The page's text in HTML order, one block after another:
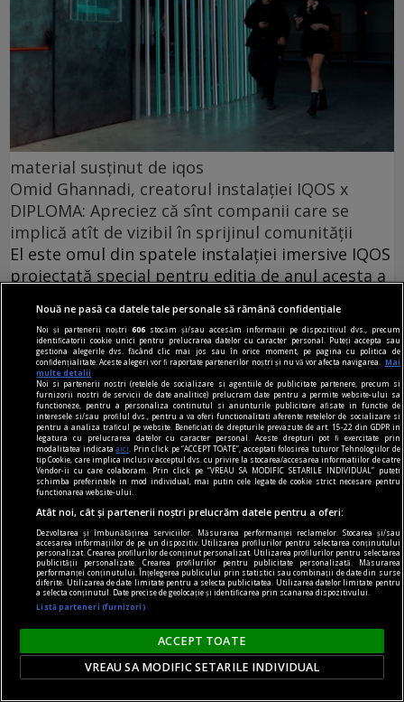
material susținut de iqos
Omid Ghannadi, creatorul instalației IQOS x
DIPLOMA: Apreciez că sînt companii care se
implică atît de vizibil în sprijinul comunității
El este omul din spatele instalației imersive IQOS
proiectată special pentru ediția de anul acesta a
Parteneri
CIA creează o unitate secretă dedicată Cubei.
Administrația Trump intensifică presiunile
asupra regimului de la Havana
Nouă ne pasă ca datele tale personale să rămână confidențiale
Noi și partenerii noștri606 stocăm și/sau accesăm informații pe dispozitivul dvs., precum
identificatorii cookie unici pentru prelucrarea datelor cu caracter personal. Puteți accepta sau
gestiona alegerile dvs. făcând clic mai jos sau în orice moment, pe pagina cu politica de
confidențialitate. Aceste alegeri vor fi raportate partenerilor noștri și nu vă vor afecta navigarea.
Mai
multe detalii
Noi si partenerii nostri (retelele de socializare si agentiile de publicitate partenere, precum si
furnizorii nostri de servicii de date analitice) prelucram date pentru a permite website-ului sa
functioneze, pentru a personaliza continutul si anunturile publicitare afisate in functie de
interesele si/sau profilul dvs., pentru a va oferi functionalitati aferente retelelor de socializare si
pentru a analiza traficul pe website. Beneficiati de drepturile prevazute de art. 15-22 din GDPR in
legatura cu prelucrarea datelor cu caracter personal. Aceste drepturi pot fi exercitate prin
modalitatea indicataaici
. Prin click pe “ACCEPT TOATE”, acceptati folosirea tuturor Tehnologiilor de
tip Cookie, care implica inclusiv acceptul dvs. cu privire la stocarea/accesarea informatiilor de catre
Vendor-ii cu care colaboram. Prin click pe “VREAU SA MODIFIC SETARILE INDIVIDUAL” puteti
schimba preferintele in mod individual, mai putin cele legate de cookie strict necesare pentru
functionarea website-ului.
Atât noi, cât și partenerii noștri prelucrăm datele pentru a oferi:
Dezvoltarea și îmbunătățirea serviciilor. Măsurarea performanței reclamelor. Stocarea și/sau
accesarea informațiilor de pe un dispozitiv. Utilizarea profilurilor pentru selectarea conținutului
personalizat. Crearea profilurilor de conținut personalizat. Utilizarea profilurilor pentru selectarea
publicității personalizate. Crearea profilurilor pentru publicitate personalizată. Măsurarea
performanței conținutului. Înțelegerea publicului prin statistici sau combinații de date din surse
diferite. Utilizarea de date limitate pentru a selecta publicitatea. Utilizarea datelor limitate pentru
a selecta conținutul. Date precise de geolocație și identificarea prin scanarea dispozitivului.
Listă parteneri (furnizori)
ACCEPT TOATE
VREAU SA MODIFIC SETARILE INDIVIDUAL